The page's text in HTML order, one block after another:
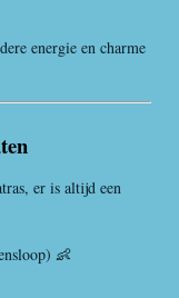
energie en charme
er is altijd een
👶